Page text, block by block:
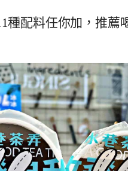
種配料任你加，推薦